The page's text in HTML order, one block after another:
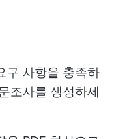
구 사항을 충족하
조사를 생성하세